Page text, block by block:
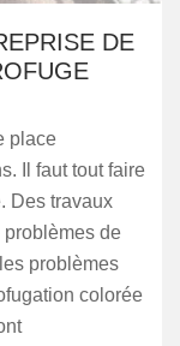
DE
place
Il faut tout faire
Des travaux
de
problèmes
colorée